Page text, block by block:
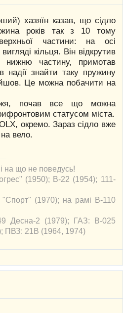
хазяїн казав, що сідло
років так з 10 тому
частини: на осі
кільця. Він відкрутив
нижню частину, примотав
знайти таку пружину
Це можна побачити на
почав все що можна
статусом міста.
окремо. Зараз сідло вже
вело.
на що не поведусь!
(1950); В-22 (1954); 111-
на рамі В-110
2 (1979); ГАЗ: В-025
ПВЗ: 21В (1964, 1974)